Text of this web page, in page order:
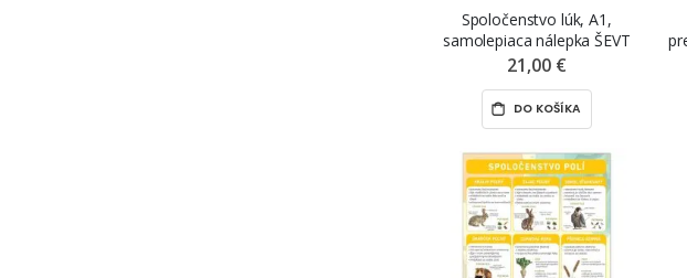
Spoločenstvo lúk, A1,
samolepiaca nálepka ŠEVT
samolepka
21,00 €
DO KOŠÍKA